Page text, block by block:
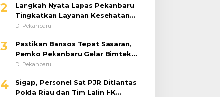
2
Langkah Nyata Lapas Pekanbaru
Tingkatkan Layanan Kesehatan
Melalui Program Prolanis
Di Pekanbaru
3
Pastikan Bansos Tepat Sasaran,
Pemko Pekanbaru Gelar Bimtek
DTSEN Bagi Operator Puskessos
Di Pekanbaru
4
Sigap, Personel Sat PJR Ditlantas
Polda Riau dan Tim Lalin HK